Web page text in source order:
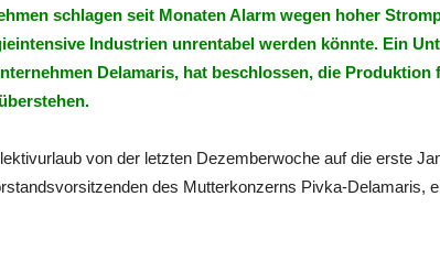
schlagen seit Monaten Alarm wegen hoher
Industrien unrentabel werden könnte. Ein
Delamaris, hat beschlossen, die Produktion
von der letzten Dezemberwoche auf die erste
des Mutterkonzerns Pivka-Delamaris,